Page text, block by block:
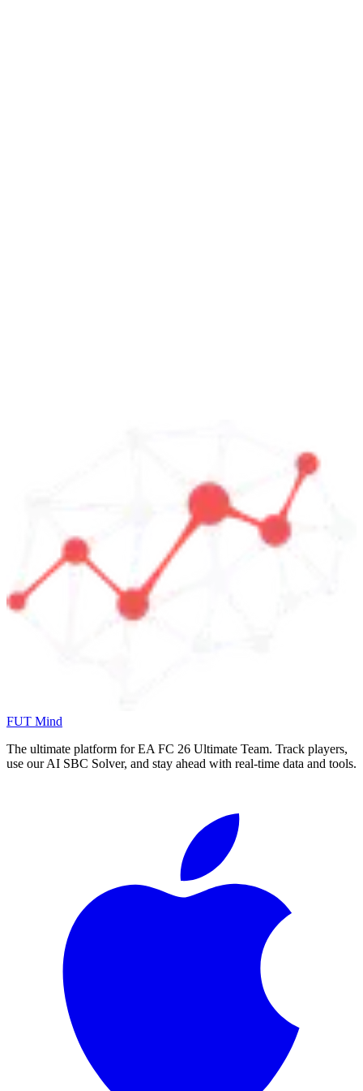
FUT Mind
The ultimate platform for EA FC 26 Ultimate Team. Track players,
use our AI SBC Solver, and stay ahead with real-time data and tools.